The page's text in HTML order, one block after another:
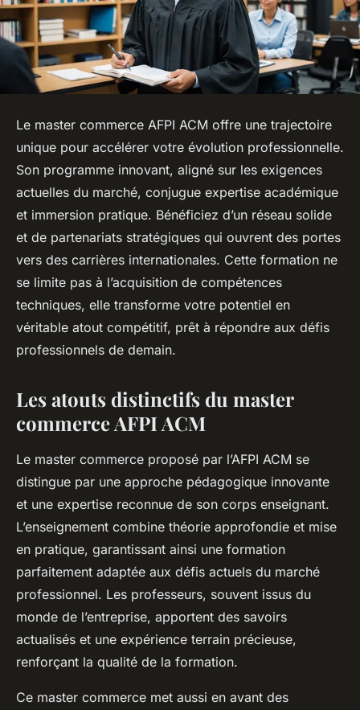
Le master commerce AFPI ACM offre une trajectoire
unique pour accélérer votre évolution professionnelle.
Son programme innovant, aligné sur les exigences
actuelles du marché, conjugue expertise académique
et immersion pratique. Bénéficiez d’un réseau solide
et de partenariats stratégiques qui ouvrent des portes
vers des carrières internationales. Cette formation ne
se limite pas à l’acquisition de compétences
techniques, elle transforme votre potentiel en
véritable atout compétitif, prêt à répondre aux défis
professionnels de demain.
Les atouts distinctifs du master
commerce AFPI ACM
Le master commerce proposé par l’AFPI ACM se
distingue par une approche pédagogique innovante
et une expertise reconnue de son corps enseignant.
L’enseignement combine théorie approfondie et mise
en pratique, garantissant ainsi une formation
parfaitement adaptée aux défis actuels du marché
professionnel. Les professeurs, souvent issus du
monde de l’entreprise, apportent des savoirs
actualisés et une expérience terrain précieuse,
renforçant la qualité de la formation.
Ce master commerce met aussi en avant des